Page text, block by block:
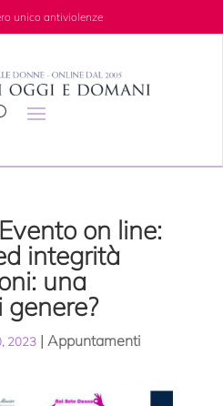
unico antiviolenze
on line:
integrità
una
2023| Appuntamenti